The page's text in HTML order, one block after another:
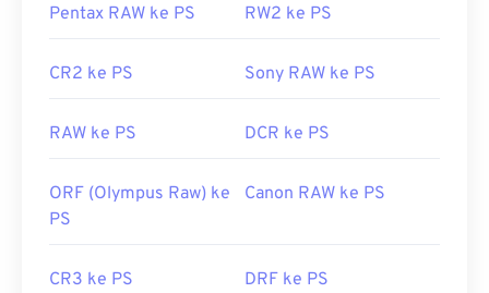
Rilis Awal:19 Februari 1990
Pentax RAW ke PS RW2 ke PS
CR2 ke PS Sony RAW ke PS
RAW ke PS DCR ke PS
ORF (Olympus Raw) ke
PS
Canon RAW ke PS
CR3 ke PS DRF ke PS